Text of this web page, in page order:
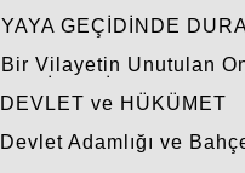
YAYA GEÇİDİNDE
Bir Vilayetin Unutulan
DEVLET ve HÜKÜMET
Devlet Adamlığı ve